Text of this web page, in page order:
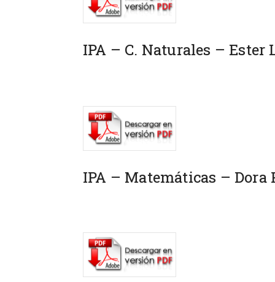
IPA – C. Naturales – Ester
IPA – Matemáticas – Dora